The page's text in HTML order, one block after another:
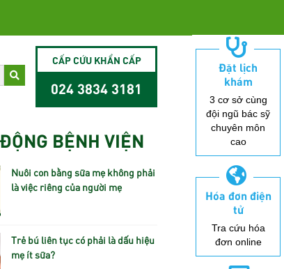
CẤP CỨU KHẨN CẤP
024 3834 3181
BỆNH VIỆN
Nuôi con bằng sữa mẹ không phải
là việc riêng của người mẹ
Trẻ bú liên tục có phải là dấu hiệu
mẹ ít sữa?
Đặt lịch
khám
3 cơ sở cùng
đội ngũ bác sỹ
chuyên môn
cao
Hóa đơn điện
tử
Tra cứu hóa
đơn online